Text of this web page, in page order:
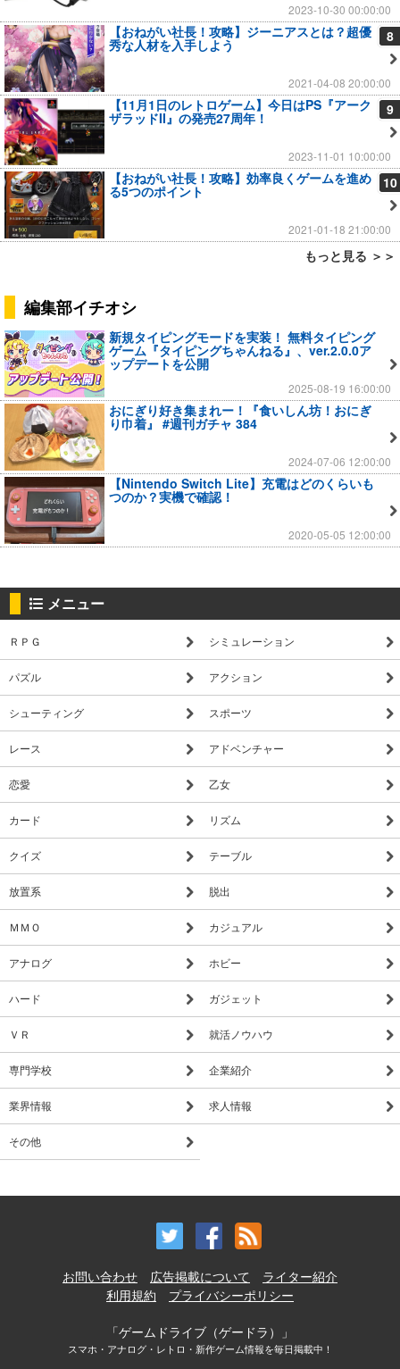
2023-10-30 00:00:00
8
【おねがい社長！攻略】ジーニアスとは？超優
秀な人材を入手しよう
2021-04-08 20:00:00
9
【11月1日のレトロゲーム】今日はPS『アーク
ザラッドII』の発売27周年！
2023-11-01 10:00:00
10
【おねがい社長！攻略】効率良くゲームを進め
る5つのポイント
2021-01-18 21:00:00
もっと見る ＞＞
編集部イチオシ
新規タイピングモードを実装！ 無料タイピング
ゲーム『タイピングちゃんねる』、ver.2.0.0ア
ップデートを公開
2025-08-19 16:00:00
おにぎり好き集まれー！『食いしん坊！おにぎ
り巾着』 #週刊ガチャ 384
2024-07-06 12:00:00
【Nintendo Switch Lite】充電はどのくらいも
つのか？実機で確認！
2020-05-05 12:00:00
メニュー
ＲＰＧ シミュレーション
パズル アクション
シューティング スポーツ
レース アドベンチャー
恋愛 乙女
カード リズム
クイズ テーブル
放置系 脱出
ＭＭＯ カジュアル
アナログ ホビー
ハード ガジェット
ＶＲ 就活ノウハウ
専門学校 企業紹介
業界情報 求人情報
その他
お問い合わせ 広告掲載について
ライター紹介
利用規約
プライバシーポリシー
「ゲームドライブ（ゲードラ）」
スマホ・アナログ・レトロ・新作ゲーム情報を毎日掲載中！